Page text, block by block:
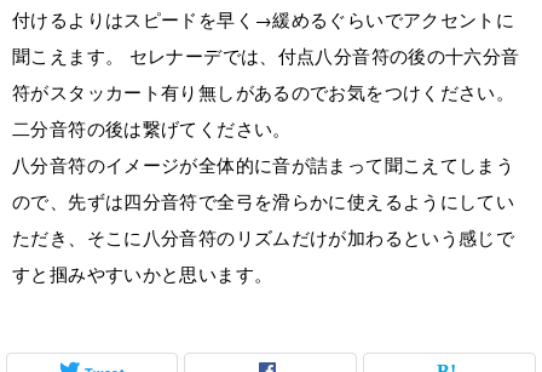
付けるよりはスピードを早く→緩めるぐらいでアクセントに
聞こえます。 セレナーデでは、付点八分音符の後の十六分音
符がスタッカート有り無しがあるのでお気をつけください。
二分音符の後は繋げてください。
八分音符のイメージが全体的に音が詰まって聞こえてしまう
ので、先ずは四分音符で全弓を滑らかに使えるようにしてい
ただき、そこに八分音符のリズムだけが加わるという感じで
すと掴みやすいかと思います。